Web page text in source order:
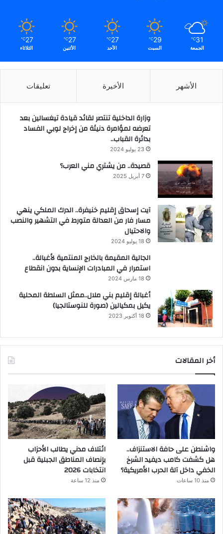
31
℃
الجمعة
29
℃
السبت
27
℃
الأحد
27
℃
الأثنين
27
℃
الثلاثاء
الأشهر الأخيرة تعليقات
وزارة الداخلية تنتصر لقائد قيادة تيغسالين بعد
تعرضه لمؤامرة دنيئة من إخراج لوبي الفساد
بدائرة القباب..
23 يوليو 2024
قصيدة.. من يشتري مني العرب؟
7 أبريل 2025
آيت إسحاق إقليم خنيفرة.. الدرك الملكي ينهي
مسار فار من العدالة متورط في التشهير والنصب
والاحتيال
18 يوليو 2024
الجالية المقيمة بالخارج المنتمية لأغبالة..
استمرار في المبادرات الإنساية بدون انقطاع
18 مارس 2024
أغبالة إقليم بني ملال..ممثل السلطة المحلية
يكيل بمكيالين (صورة للنوستالجيا)
18 أكتوبر 2023
أخر المقالات
واشنطن على حافة الاستنزاف..
هل كشفت كامب ديفيد الشرخ
الخفي داخل آلة الحرب الأمريكية؟
منذ 10 ساعات
ائتلاف مدني يطالب الأحزاب
بإنصاف المناطق الجبلية قبل
انتخابات 2026
منذ 12 ساعة